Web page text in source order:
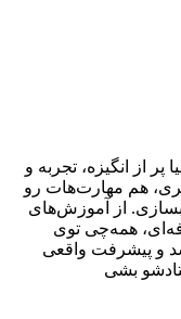
از انگیزه، تجربه و
هم مهارت‌هات رو
از آموزش‌های
همه‌چی توی
و پیشرفت واقعی
بشی